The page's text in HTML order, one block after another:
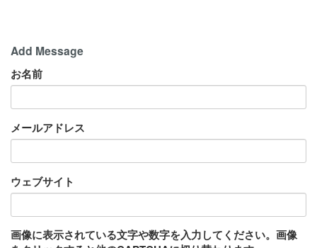
Add Message
お名前
メールアドレス
ウェブサイト
画像に表示されている文字や数字を入力してください。画像